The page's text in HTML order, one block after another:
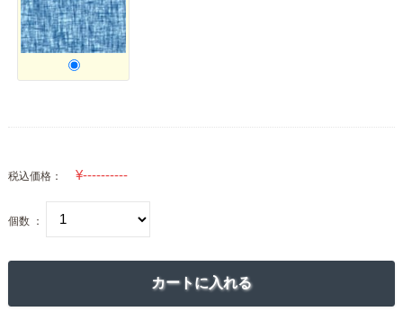
税込価格：
個数 ：